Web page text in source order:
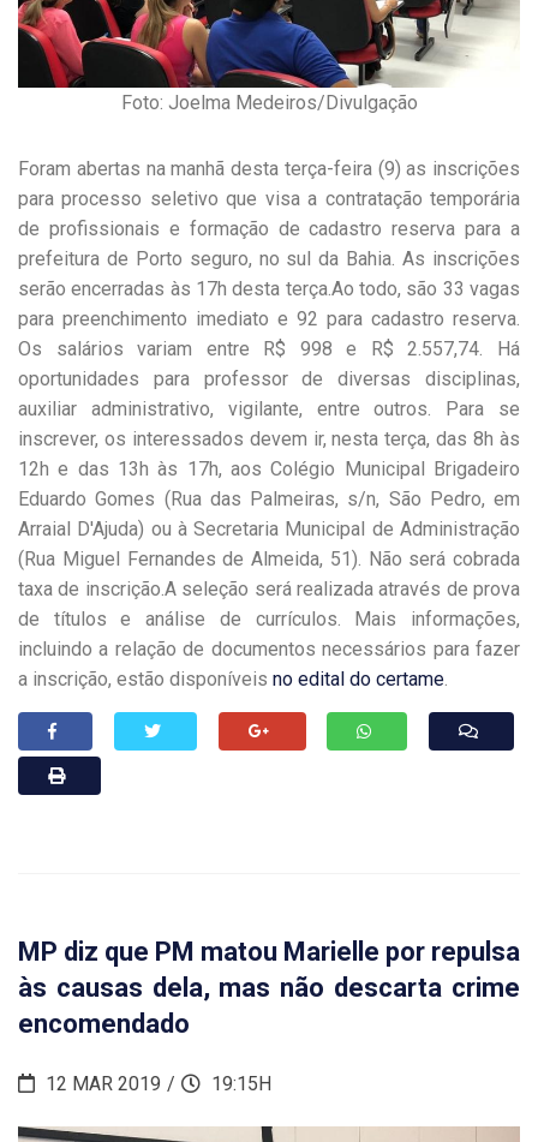
Foto: Joelma Medeiros/Divulgação
Foram abertas na manhã desta terça-feira (9) as inscrições
para processo seletivo que visa a contratação temporária
de profissionais e formação de cadastro reserva para a
prefeitura de Porto seguro, no sul da Bahia. As inscrições
serão encerradas às 17h desta terça.Ao todo, são 33 vagas
para preenchimento imediato e 92 para cadastro reserva.
Os salários variam entre R$ 998 e R$ 2.557,74. Há
oportunidades para professor de diversas disciplinas,
auxiliar administrativo, vigilante, entre outros. Para se
inscrever, os interessados devem ir, nesta terça, das 8h às
12h e das 13h às 17h, aos Colégio Municipal Brigadeiro
Eduardo Gomes (Rua das Palmeiras, s/n, São Pedro, em
Arraial D'Ajuda) ou à Secretaria Municipal de Administração
(Rua Miguel Fernandes de Almeida, 51). Não será cobrada
taxa de inscrição.A seleção será realizada através de prova
de títulos e análise de currículos. Mais informações,
incluindo a relação de documentos necessários para fazer
a inscrição, estão disponíveis no edital do certame.
MP diz que PM matou Marielle por repulsa
às causas dela, mas não descarta crime
encomendado
12 MAR 2019 19:15H